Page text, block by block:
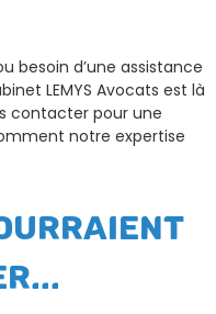
besoin d’une assistance
LEMYS Avocats est là
contacter pour une
notre expertise